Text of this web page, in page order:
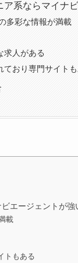
系ならマイナ
多彩な情報が満載
求人がある
ており専門サイト
エージェントが強
載
トもある